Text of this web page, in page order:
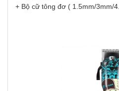
+ Bộ cữ tông đơ ( 1.5mm/3mm/